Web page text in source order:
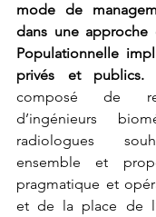
mode de
dans une approche
Populationnelle
privés et publics.
composé de
d’ingénieurs
radiologues
ensemble et
pragmatique et
et de la place de